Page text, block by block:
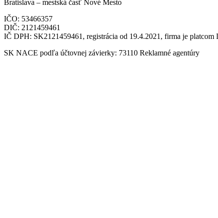
Bratislava – mestská časť Nové Mesto
IČO: 53466357
DIČ: 2121459461
IČ DPH: SK2121459461, registrácia od 19.4.2021, firma je platcom
SK NACE podľa účtovnej závierky: 73110 Reklamné agentúry